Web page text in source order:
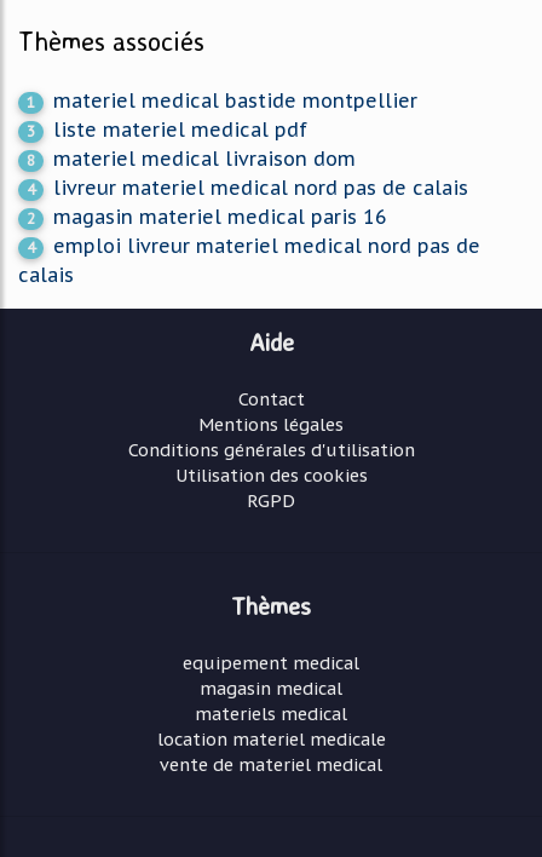
Thèmes associés
1 materiel medical bastide montpellier
3 liste materiel medical pdf
8 materiel medical livraison dom
4 livreur materiel medical nord pas de calais
2 magasin materiel medical paris 16
4
emploi livreur materiel medical nord pas de
calais
Aide
Contact
Mentions légales
Conditions générales d'utilisation
Utilisation des cookies
RGPD
Thèmes
equipement medical
magasin medical
materiels medical
location materiel medicale
vente de materiel medical